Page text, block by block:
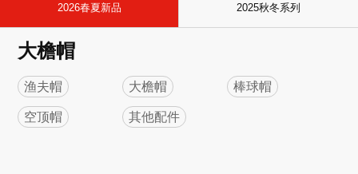
2026春夏新品 2025秋冬系列
大檐帽
渔夫帽 大檐帽 棒球帽
空顶帽 其他配件